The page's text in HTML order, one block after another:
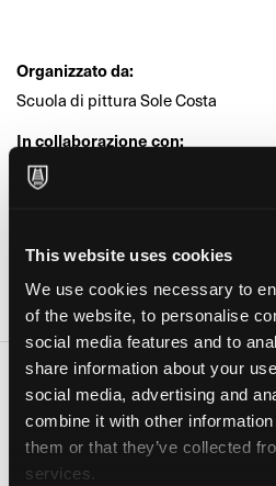
This website uses cookies
We use cookies necessary to
of the website, to personalise
social media features and to
share information about your
social media, advertising and
combine it with other
them or that they’ve collected
services.
Organizzato da:
Scuola di pittura Sole Costa
In collaborazione con:
Andrea Sole Costa
Dove:
Libreria Rinascita Ubik (Sesto
Date e orari
Giorno Orario
21 Set 2024 10:00-11:30